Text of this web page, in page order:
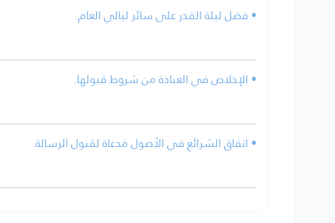
• فضل ليلة القدر على سائر ليالي العام.
• الإخلاص في العبادة من شروط قَبولها.
• اتفاق الشرائع في الأصول مَدعاة لقبول الرسالة.